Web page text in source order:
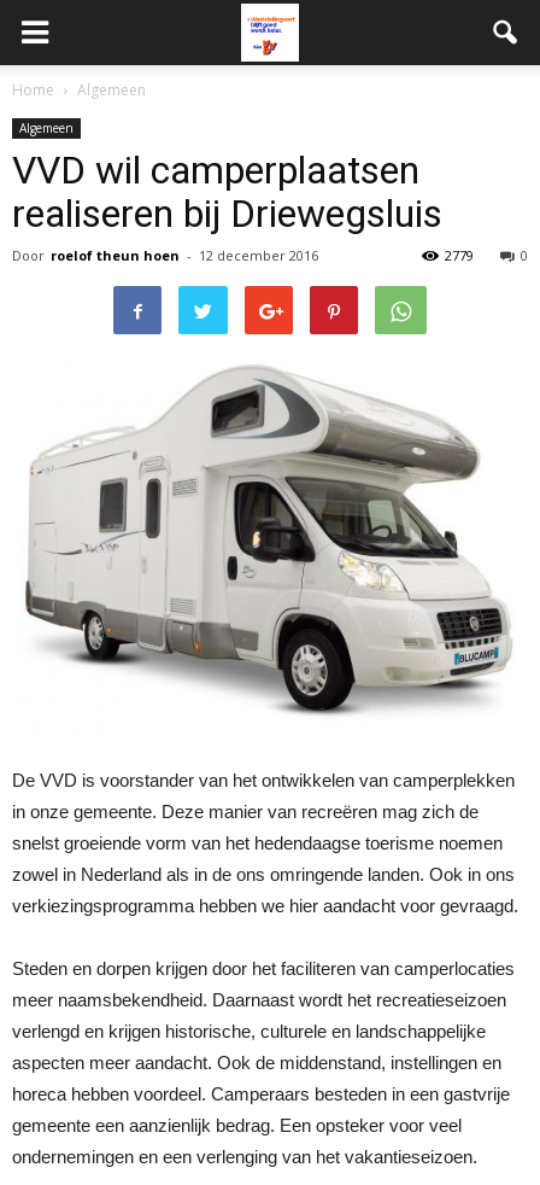
Home Algemeen
Algemeen
VVD wil camperplaatsen
realiseren bij Driewegsluis
Door roelof theun hoen - 12 december 2016 0
2779
De VVD is voorstander van het ontwikkelen van camperplekken
in onze gemeente. Deze manier van recreëren mag zich de
snelst groeiende vorm van het hedendaagse toerisme noemen
zowel in Nederland als in de ons omringende landen. Ook in ons
verkiezingsprogramma hebben we hier aandacht voor gevraagd.
Steden en dorpen krijgen door het faciliteren van camperlocaties
meer naamsbekendheid. Daarnaast wordt het recreatieseizoen
verlengd en krijgen historische, culturele en landschappelijke
aspecten meer aandacht. Ook de middenstand, instellingen en
horeca hebben voordeel. Camperaars besteden in een gastvrije
gemeente een aanzienlijk bedrag. Een opsteker voor veel
ondernemingen en een verlenging van het vakantieseizoen.